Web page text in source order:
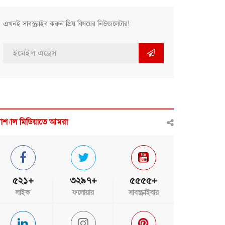
এখনই সাবস্ক্রাইব করুন প্রিয় বিষয়ের নিউজলেটার!
মিডিয়াতে আমরা
৫২১+
লাইক
৩২৯৭+
ফলোয়ার
৫৫৫৫+
সাবস্ক্রাইবার